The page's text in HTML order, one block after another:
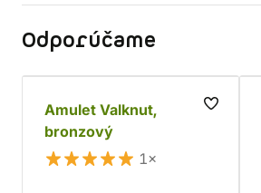
Odporúčame
Amulet Valknut,
bronzový
1×